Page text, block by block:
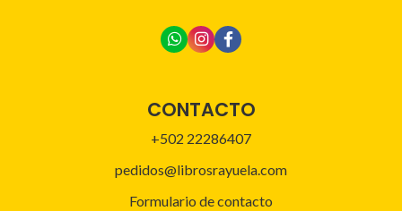
CONTACTO
+502 22286407
pedidos@librosrayuela.com
Formulario de contacto